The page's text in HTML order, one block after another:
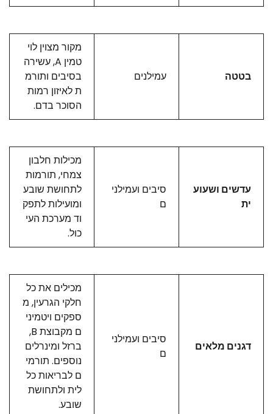
בטטה עמילנים
מקור מצוין לוי
טמין A, עשירה
בסיבים ותורמ
ת לאיזון רמות
הסוכר בדם.
עדשים ושעוע
ית
סיבים ועמילני
ם
מכילות חלבון
צמחי, תורמות
לתחושת שובע
ומועילות לתפק
וד מערכת העי
כול.
דגנים מלאים
סיבים ועמילני
ם
מכילים את כל
חלקי הגרעין, מ
ספקים ויטמיני
ם מקבוצת B,
ברזל ומינרלים
נוספים. תורמי
ם לבריאות כל
לית ולתחושת
שובע.